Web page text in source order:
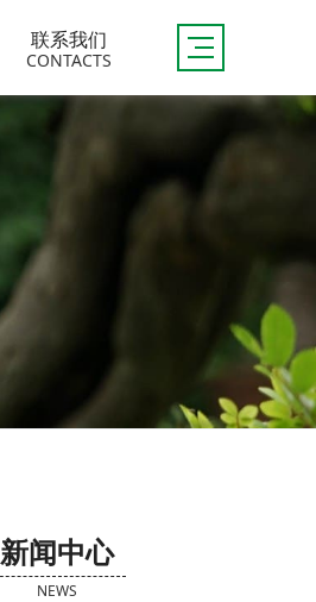
联系我们
CONTACTS
新闻中心
NEWS